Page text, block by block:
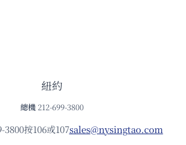
紐約
總機 212-699-3800
3800按106或107sales@nysingtao.com